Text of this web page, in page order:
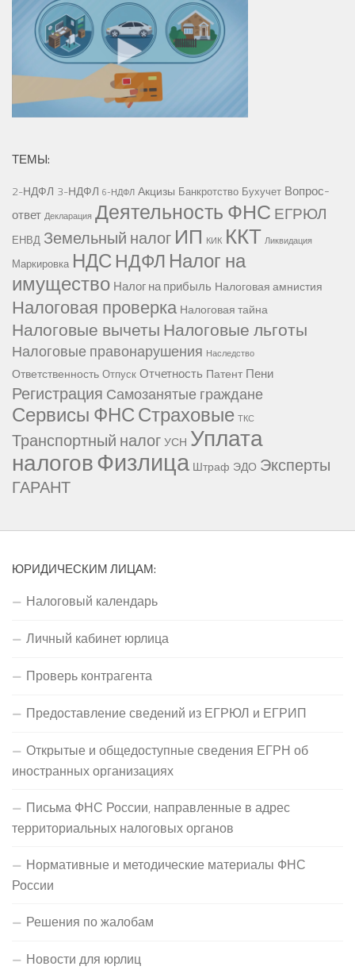
ТЕМЫ:
2-НДФЛ 3-НДФЛ 6-НДФЛ Акцизы Банкротство Бухучет Вопрос-
ответ Декларация Деятельность ФНС ЕГРЮЛ
ЕНВД Земельный налог ИП КИК ККТ Ликвидация
Маркировка НДС НДФЛ Налог на
имущество Налог на прибыль Налоговая амнистия
Налоговая проверка Налоговая тайна
Налоговые вычетыНалоговые льготы
Налоговые правонарушения Наследство
Ответственность Отпуск Отчетность Патент Пени
Регистрация Самозанятые граждане
Сервисы ФНССтраховые ТКС
Транспортный налогУСН Уплата
налоговФизлица Штраф ЭДО Эксперты
ГАРАНТ
ЮРИДИЧЕСКИМ ЛИЦАМ:
Налоговый календарь
Личный кабинет юрлица
Проверь контрагента
Предоставление сведений из ЕГРЮЛ и ЕГРИП
Открытые и общедоступные сведения ЕГРН об
иностранных организациях
Письма ФНС России, направленные в адрес
территориальных налоговых органов
Нормативные и методические материалы ФНС
России
Решения по жалобам
Новости для юрлиц